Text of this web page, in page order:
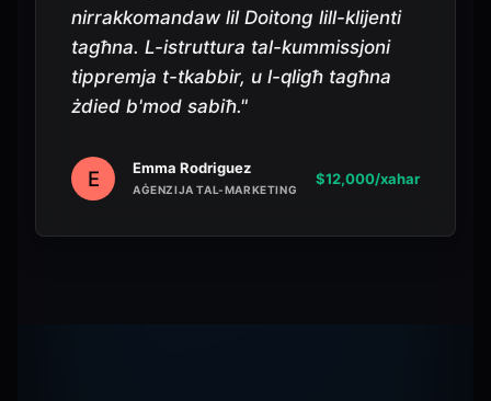
nirrakkomandaw lil Doitong lill-klijenti
tagħna. L-istruttura tal-kummissjoni
tippremja t-tkabbir, u l-qligħ tagħna
żdied b'mod sabiħ."
E Emma Rodriguez
AĠENZIJA TAL-MARKETING
$12,000/xahar